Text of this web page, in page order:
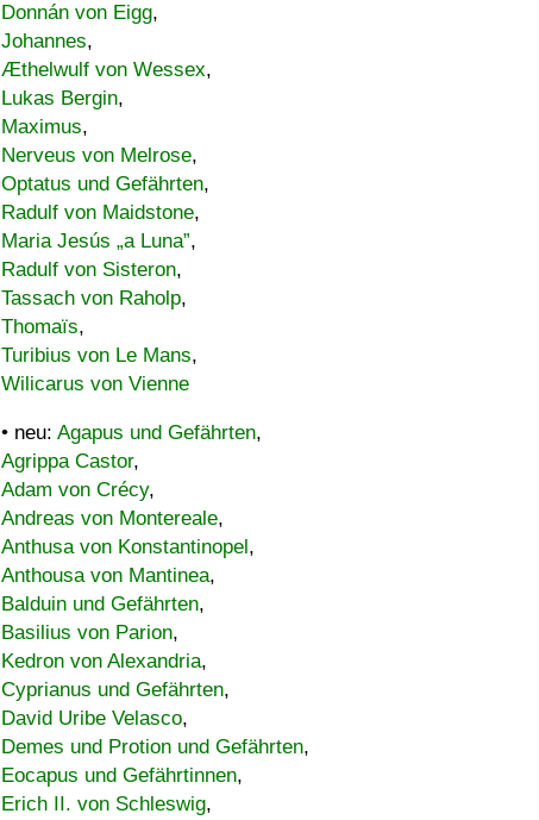
Donnán von Eigg,
Johannes,
Æthelwulf von Wessex,
Lukas Bergin,
Maximus,
Nerveus von Melrose,
Optatus und Gefährten,
Radulf von Maidstone,
Maria Jesús „a Luna”,
Radulf von Sisteron,
Tassach von Raholp,
Thomaïs,
Turibius von Le Mans,
Wilicarus von Vienne
• neu: Agapus und Gefährten,
Agrippa Castor,
Adam von Crécy,
Andreas von Montereale,
Anthusa von Konstantinopel,
Anthousa von Mantinea,
Balduin und Gefährten,
Basilius von Parion,
Kedron von Alexandria,
Cyprianus und Gefährten,
David Uribe Velasco,
Demes und Protion und Gefährten,
Eocapus und Gefährtinnen,
Erich II. von Schleswig,